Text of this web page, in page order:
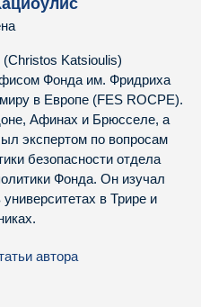
Katsioulis)
Фонда им. Фридриха
в Европе (FES ROCPE).
Афинах и Брюсселе, а
экспертом по вопросам
безопасности отдела
Фонда. Он изучал
в Трире и
автора